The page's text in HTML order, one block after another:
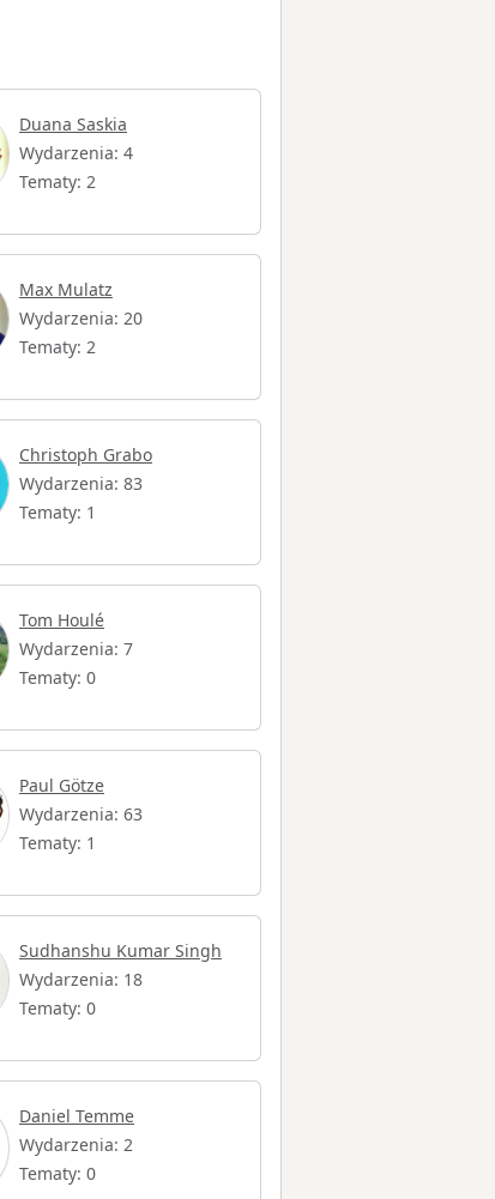
Duana Saskia
Wydarzenia: 4
Tematy: 2
Max Mulatz
Wydarzenia: 20
Tematy: 2
Christoph Grabo
Wydarzenia: 83
Tematy: 1
Tom Houlé
Wydarzenia: 7
Tematy: 0
Paul Götze
Wydarzenia: 63
Tematy: 1
Sudhanshu Kumar Singh
Wydarzenia: 18
Tematy: 0
Daniel Temme
Wydarzenia: 2
Tematy: 0